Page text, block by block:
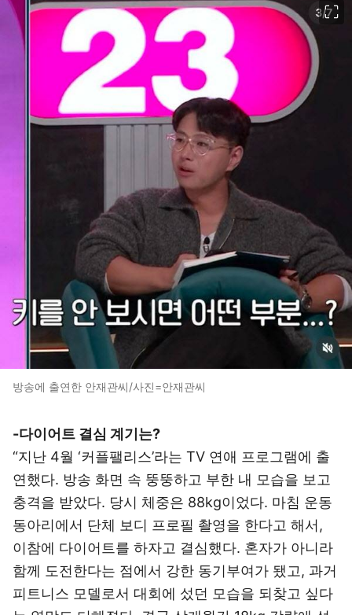
방송에 출연한 안재관씨/사진=안재관씨
-다이어트 결심 계기는?
“지난 4월 ‘커플팰리스’라는 TV 연애 프로그램에 출
연했다. 방송 화면 속 뚱뚱하고 부한 내 모습을 보고
충격을 받았다. 당시 체중은 88kg이었다. 마침 운동
동아리에서 단체 보디 프로필 촬영을 한다고 해서,
이참에 다이어트를 하자고 결심했다. 혼자가 아니라
함께 도전한다는 점에서 강한 동기부여가 됐고, 과거
피트니스 모델로서 대회에 섰던 모습을 되찾고 싶다